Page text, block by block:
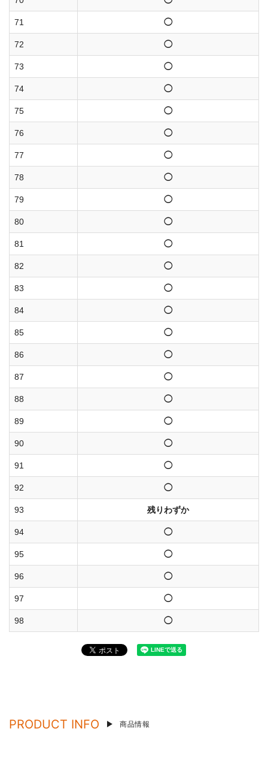
71 ◯
72 ◯
73 ◯
74 ◯
75 ◯
76 ◯
77 ◯
78 ◯
79 ◯
80 ◯
81 ◯
82 ◯
83 ◯
84 ◯
85 ◯
86 ◯
87 ◯
88 ◯
89 ◯
90 ◯
91 ◯
92 ◯
93 残りわずか
94 ◯
95 ◯
96 ◯
97 ◯
98 ◯
PRODUCT INFO 商品情報